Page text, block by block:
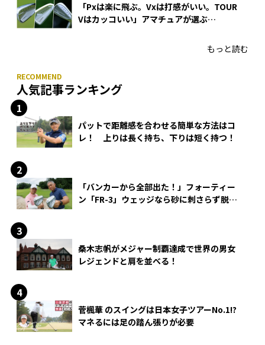
「Pxは楽に飛ぶ。Vxは打感がいい。TOUR
Vはカッコいい」アマチュアが選ぶ
もっと読む
人気記事ランキング
パットで距離感を合わせる簡単な方法はコ
レ！ 上りは長く持ち、下りは短く持つ！
「バンカーから全部出た！」フォーティー
ン「FR-3」ウェッジなら砂に刺さらず脱出
桑木志帆がメジャー制覇達成で世界の男女
レジェンドと肩を並べる！
菅楓華 のスイングは日本女子ツアーNo.1!?
マネるには足の踏ん張りが必要